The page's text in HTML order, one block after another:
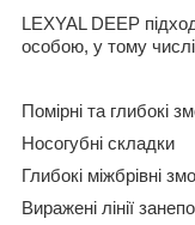
LEXYAL DEEP
особою, у тому
Помірні та глибокі
Носогубні складки
Глибокі міжбрівні
Виражені лінії